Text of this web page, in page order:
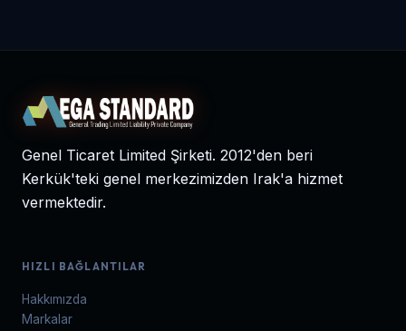
Genel Ticaret Limited Şirketi. 2012'den beri
Kerkük'teki genel merkezimizden Irak'a hizmet
vermektedir.
HIZLI BAĞLANTILAR
Hakkımızda
Markalar